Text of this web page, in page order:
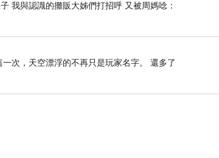
我與認識的攤販大姊們打招呼 又被周媽唸：
次，天空漂浮的不再只是玩家名字。 還多了